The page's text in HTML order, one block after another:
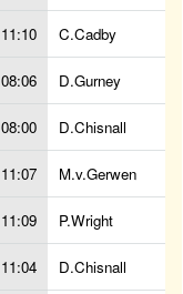
11:10 C.Cadby
08:06 D.Gurney
08:00 D.Chisnall
11:07 M.v.Gerwen
11:09 P.Wright
11:04 D.Chisnall